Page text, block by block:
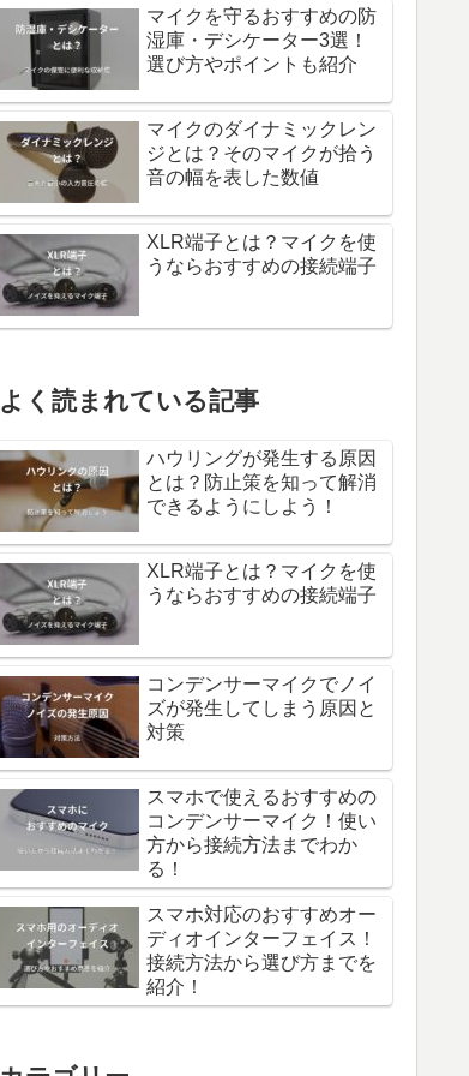
マイクを守るおすすめの防
湿庫・デシケーター3選！
選び方やポイントも紹介
マイクのダイナミックレン
ジとは？そのマイクが拾う
音の幅を表した数値
XLR端子とは？マイクを使
うならおすすめの接続端子
よく読まれている記事
ハウリングが発生する原因
とは？防止策を知って解消
できるようにしよう！
XLR端子とは？マイクを使
うならおすすめの接続端子
コンデンサーマイクでノイ
ズが発生してしまう原因と
対策
スマホで使えるおすすめの
コンデンサーマイク！使い
方から接続方法までわか
る！
スマホ対応のおすすめオー
ディオインターフェイス！
接続方法から選び方までを
紹介！